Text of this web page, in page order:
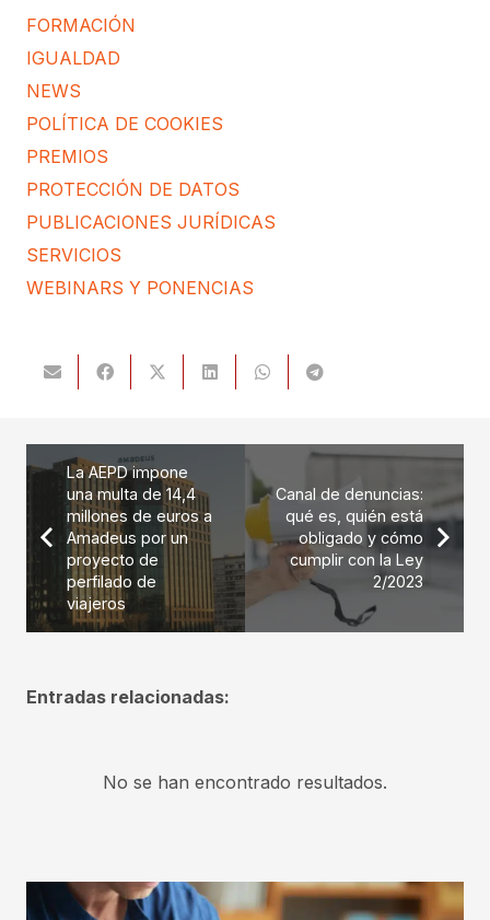
FORMACIÓN
IGUALDAD
NEWS
POLÍTICA DE COOKIES
PREMIOS
PROTECCIÓN DE DATOS
PUBLICACIONES JURÍDICAS
SERVICIOS
WEBINARS Y PONENCIAS
La AEPD impone
una multa de 14,4
millones de euros a
Amadeus por un
proyecto de
perfilado de
viajeros
Canal de denuncias:
qué es, quién está
obligado y cómo
cumplir con la Ley
2/2023
Entradas relacionadas:
No se han encontrado resultados.